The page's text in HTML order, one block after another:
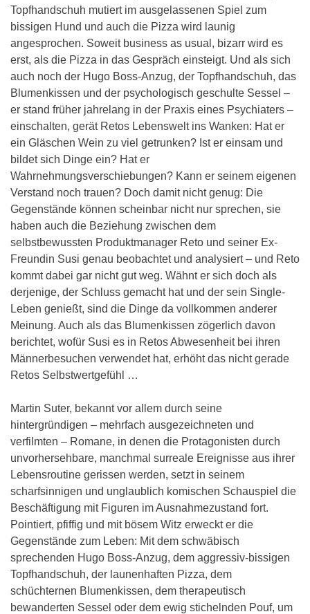
Topfhandschuh mutiert im ausgelassenen Spiel zum
bissigen Hund und auch die Pizza wird launig
angesprochen. Soweit business as usual, bizarr wird es
erst, als die Pizza in das Gespräch einsteigt. Und als sich
auch noch der Hugo Boss-Anzug, der Topfhandschuh, das
Blumenkissen und der psychologisch geschulte Sessel –
er stand früher jahrelang in der Praxis eines Psychiaters –
einschalten, gerät Retos Lebenswelt ins Wanken: Hat er
ein Gläschen Wein zu viel getrunken? Ist er einsam und
bildet sich Dinge ein? Hat er
Wahrnehmungsverschiebungen? Kann er seinem eigenen
Verstand noch trauen? Doch damit nicht genug: Die
Gegenstände können scheinbar nicht nur sprechen, sie
haben auch die Beziehung zwischen dem
selbstbewussten Produktmanager Reto und seiner Ex-
Freundin Susi genau beobachtet und analysiert – und Reto
kommt dabei gar nicht gut weg. Wähnt er sich doch als
derjenige, der Schluss gemacht hat und der sein Single-
Leben genießt, sind die Dinge da vollkommen anderer
Meinung. Auch als das Blumenkissen zögerlich davon
berichtet, wofür Susi es in Retos Abwesenheit bei ihren
Männerbesuchen verwendet hat, erhöht das nicht gerade
Retos Selbstwertgefühl …
Martin Suter, bekannt vor allem durch seine
hintergründigen – mehrfach ausgezeichneten und
verfilmten – Romane, in denen die Protagonisten durch
unvorhersehbare, manchmal surreale Ereignisse aus ihrer
Lebensroutine gerissen werden, setzt in seinem
scharfsinnigen und unglaublich komischen Schauspiel die
Beschäftigung mit Figuren im Ausnahmezustand fort.
Pointiert, pfiffig und mit bösem Witz erweckt er die
Gegenstände zum Leben: Mit dem schwäbisch
sprechenden Hugo Boss-Anzug, dem aggressiv-bissigen
Topfhandschuh, der launenhaften Pizza, dem
schüchternen Blumenkissen, dem therapeutisch
bewanderten Sessel oder dem ewig stichelnden Pouf, um